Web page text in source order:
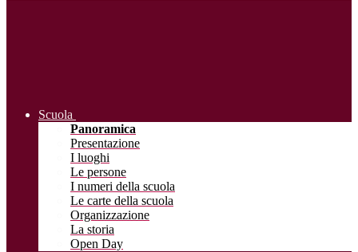
Scuola
Panoramica
Presentazione
I luoghi
Le persone
I numeri della scuola
Le carte della scuola
Organizzazione
La storia
Open Day